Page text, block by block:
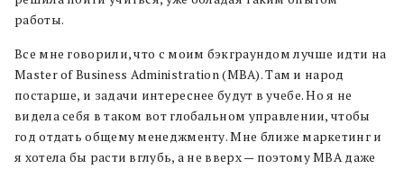
работы.
Все мне говорили, что с моим бэкграундом лучше идти на
Master of Business Administration (МВА). Там и народ
постарше, и задачи интереснее будут в учебе. Но я не
видела себя в таком вот глобальном управлении, чтобы
год отдать общему менеджменту. Мне ближе маркетинг и
я хотела бы расти вглубь, а не вверх — поэтому МВА даже